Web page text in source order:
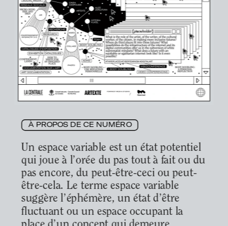
À PROPOS DE CE NUMÉRO
Un espace variable est un état potentiel
qui joue à l’orée du pas tout à fait ou du
pas encore, du peut-être-ceci ou peut-
être-cela. Le terme espace variable
suggère l’éphémère, un état d’être
fluctuant ou un espace occupant la